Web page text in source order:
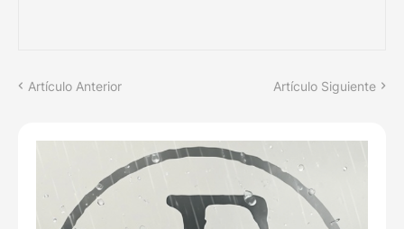
Artículo Anterior Artículo Siguiente